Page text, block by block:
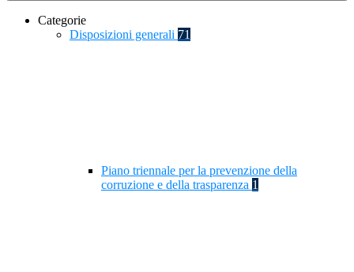
Categorie
Disposizioni generali 71
Piano triennale per la prevenzione della
corruzione e della trasparenza 1